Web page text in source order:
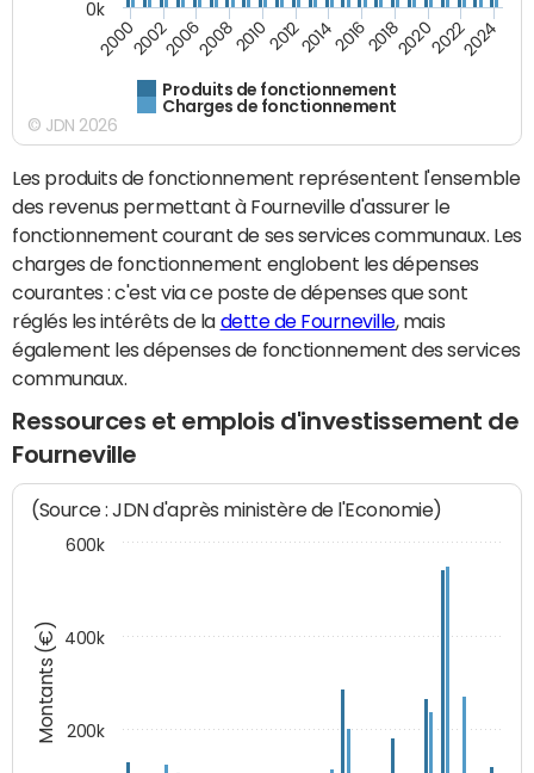
Produits de fonctionnement
Charges de fonctionnement
200020022006200820102012201420162018202020222024
0k
© JDN 2026
Les produits de fonctionnement représentent l'ensemble
des revenus permettant à Fourneville d'assurer le
fonctionnement courant de ses services communaux. Les
charges de fonctionnement englobent les dépenses
courantes : c'est via ce poste de dépenses que sont
réglés les intérêts de la dette de Fourneville, mais
également les dépenses de fonctionnement des services
communaux.
Ressources et emplois d'investissement de
Fourneville
Montants (€)
(Source : JDN d'après ministère de l'Economie)
200k
400k
600k